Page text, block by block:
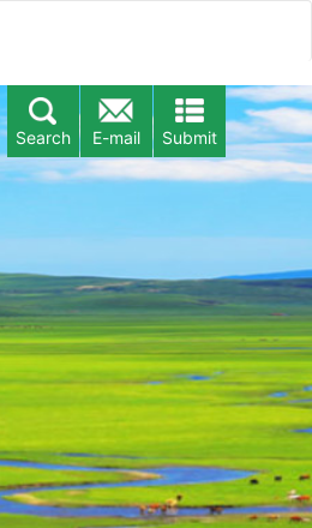
Submit
E-mail
Search